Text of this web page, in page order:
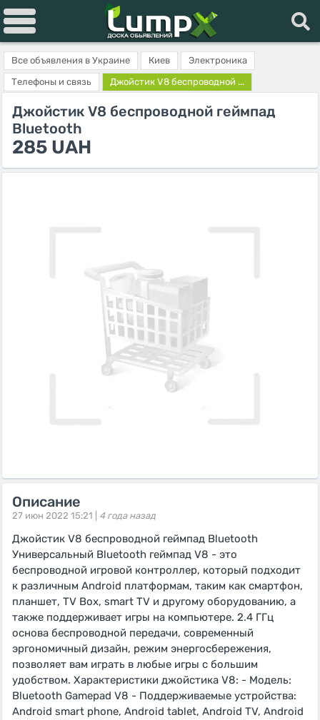
Все объявления в Украине Киев
Электроника
Телефоны и связь
Джойстик V8 беспроводной ...
Джойстик V8 беспроводной геймпад
Bluetooth
285 UAH
Описание
27 июн 2022 15:21 | 4 года назад
Джойстик V8 беспроводной геймпад Bluetooth
Универсальный Bluetooth геймпад V8 - это
беспроводной игровой контроллер, который подходит
к различным Android платформам, таким как смартфон,
планшет, TV Box, smart TV и другому оборудованию, а
также поддерживает игры на компьютере. 2.4 ГГц
основа беспроводной передачи, современный
эргономичный дизайн, режим энергосбережения,
позволяет вам играть в любые игры с большим
удобством. Характеристики джойстика V8: - Модель:
Bluetooth Gamepad V8 - Поддерживаемые устройства:
Android smart phone, Android tablet, Android TV, Android